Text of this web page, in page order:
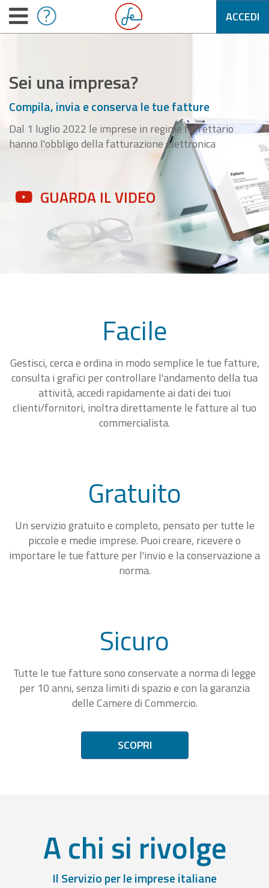
ACCEDI
Sei una impresa?
Compila, invia e conserva le tue fatture
Dal 1 luglio 2022 le imprese in regime forfettario
hanno l'obbligo della fatturazione elettronica
GUARDA IL VIDEO
Facile
Gestisci, cerca e ordina in modo semplice le tue fatture,
consulta i grafici per controllare l'andamento della tua
attività, accedi rapidamente ai dati dei tuoi
clienti/fornitori, inoltra direttamente le fatture al tuo
commercialista.
Gratuito
Un servizio gratuito e completo, pensato per tutte le
piccole e medie imprese. Puoi creare, ricevere o
importare le tue fatture per l'invio e la conservazione a
norma.
Sicuro
Tutte le tue fatture sono conservate a norma di legge
per 10 anni, senza limiti di spazio e con la garanzia
delle Camere di Commercio.
SCOPRI
A chi si rivolge
Il Servizio per le imprese italiane